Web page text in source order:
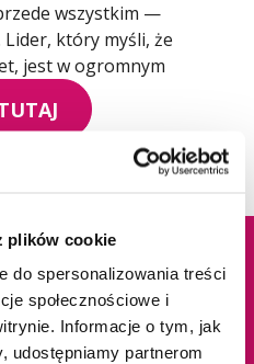
plików cookie
do spersonalizowania treści
społecznościowe i
Informacje o tym, jak
udostępniamy partnerom
wszystkim —
który myśli, że
jest w ogromnym
Kampusy